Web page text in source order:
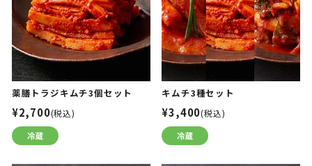
薬膳トラジキムチ3個セット
¥2,700(税込)
キムチ3種セット
¥3,400(税込)